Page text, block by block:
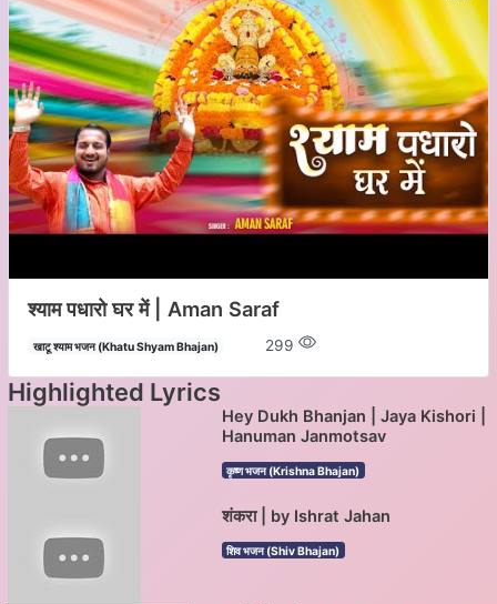
श्याम पधारो घर में | Aman Saraf
खाटू श्याम भजन (Khatu Shyam Bhajan) 299
Highlighted Lyrics
Hey Dukh Bhanjan | Jaya Kishori |
Hanuman Janmotsav
कृष्ण भजन (Krishna Bhajan)
शंकरा | by Ishrat Jahan
शिव भजन (Shiv Bhajan)